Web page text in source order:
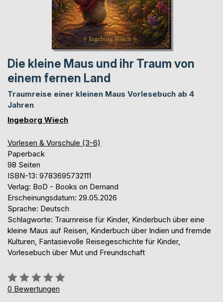
Die kleine Maus und ihr Traum von
einem fernen Land
Traumreise einer kleinen Maus Vorlesebuch ab 4
Jahren
Ingeborg Wiech
Vorlesen & Vorschule (3-6)
Paperback
98 Seiten
ISBN-13: 9783695732111
Verlag: BoD - Books on Demand
Erscheinungsdatum: 29.05.2026
Sprache: Deutsch
Schlagworte: Traumreise für Kinder, Kinderbuch über eine
kleine Maus auf Reisen, Kinderbuch über Indien und fremde
Kulturen, Fantasievolle Reisegeschichte für Kinder,
Vorlesebuch über Mut und Freundschaft
Bewertung::
0%
0 Bewertungen